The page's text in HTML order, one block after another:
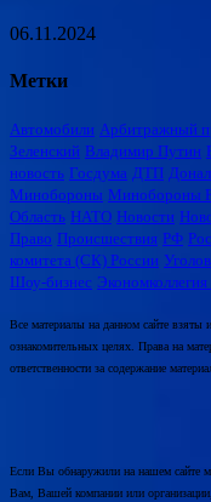
06.11.2024
Метки
Автомобили Арбитражный
Зеленский Владимир Путин
новость Госдума ДТП
Минобороны Минобороны
Область НАТО Новости
Право Происшествия РФ
комитета (СК) России
Шоу-бизнес
Все материалы на данном сайте взяты
ознакомительных целях. Права на
ответственности за содержание
Если Вы обнаружили на нашем сайте
Вам, Вашей компании или